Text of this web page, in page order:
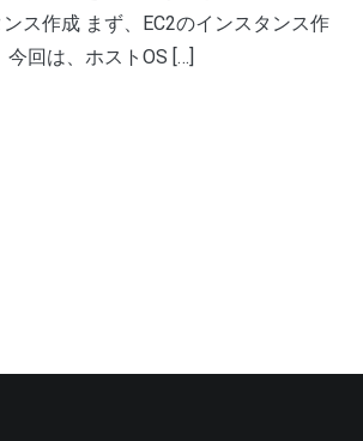
ス作成 まず、EC2のインスタンス作
回は、ホストOS […]